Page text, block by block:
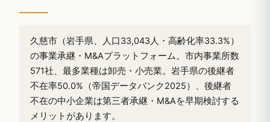
久慈市（岩手県、人口33,043人・高齢化率33.3%）
の事業承継・M&Aプラットフォーム。市内事業所数
571社、最多業種は卸売・小売業。岩手県の後継者
不在率50.0%（帝国データバンク2025）、後継者
不在の中小企業は第三者承継・M&Aを早期検討する
メリットがあります。